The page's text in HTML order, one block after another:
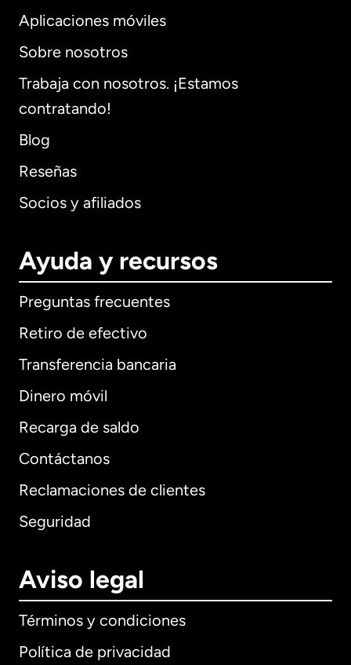
Aplicaciones móviles
Sobre nosotros
Trabaja con nosotros. ¡Estamos
contratando!
Blog
Reseñas
Socios y afiliados
Ayuda y recursos
Preguntas frecuentes
Retiro de efectivo
Transferencia bancaria
Dinero móvil
Recarga de saldo
Contáctanos
Reclamaciones de clientes
Seguridad
Aviso legal
Términos y condiciones
Política de privacidad